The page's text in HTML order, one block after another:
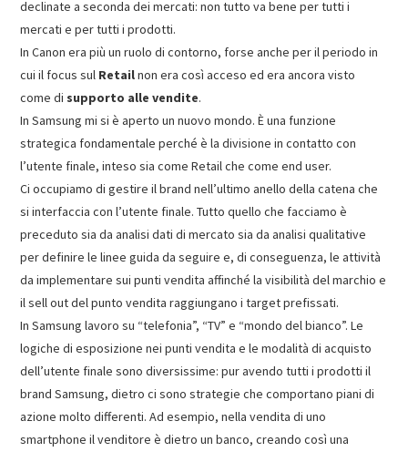
declinate a seconda dei mercati: non tutto va bene per tutti i
mercati e per tutti i prodotti.
In Canon era più un ruolo di contorno, forse anche per il periodo in
cui il focus sul Retailnon era così acceso ed era ancora visto
come di supporto alle vendite.
In Samsung mi si è aperto un nuovo mondo. È una funzione
strategica fondamentale perché è la divisione in contatto con
l’utente finale, inteso sia come Retail che come end user.
Ci occupiamo di gestire il brand nell’ultimo anello della catena che
si interfaccia con l’utente finale. Tutto quello che facciamo è
preceduto sia da analisi dati di mercato sia da analisi qualitative
per definire le linee guida da seguire e, di conseguenza, le attività
da implementare sui punti vendita affinché la visibilità del marchio e
il sell out del punto vendita raggiungano i target prefissati.
In Samsung lavoro su “telefonia”, “TV” e “mondo del bianco”. Le
logiche di esposizione nei punti vendita e le modalità di acquisto
dell’utente finale sono diversissime: pur avendo tutti i prodotti il
brand Samsung, dietro ci sono strategie che comportano piani di
azione molto differenti. Ad esempio, nella vendita di uno
smartphone il venditore è dietro un banco, creando così una